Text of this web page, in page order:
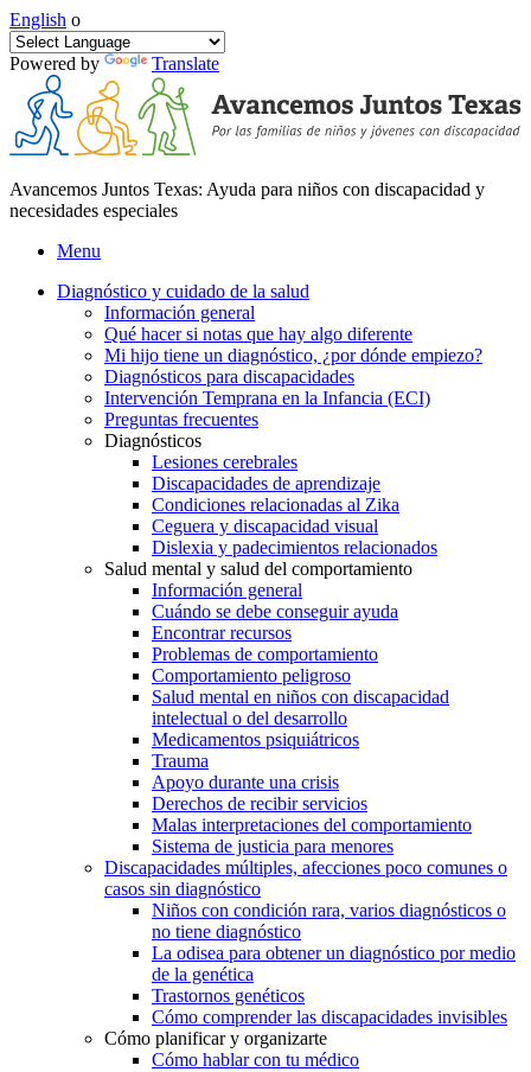
English o
Powered by Translate
Avancemos Juntos Texas: Ayuda para niños con discapacidad y
necesidades especiales
Menu
Diagnóstico y cuidado de la salud
Información general
Qué hacer si notas que hay algo diferente
Mi hijo tiene un diagnóstico, ¿por dónde empiezo?
Diagnósticos para discapacidades
Intervención Temprana en la Infancia (ECI)
Preguntas frecuentes
Diagnósticos
Lesiones cerebrales
Discapacidades de aprendizaje
Condiciones relacionadas al Zika
Ceguera y discapacidad visual
Dislexia y padecimientos relacionados
Salud mental y salud del comportamiento
Información general
Cuándo se debe conseguir ayuda
Encontrar recursos
Problemas de comportamiento
Comportamiento peligroso
Salud mental en niños con discapacidad
intelectual o del desarrollo
Medicamentos psiquiátricos
Trauma
Apoyo durante una crisis
Derechos de recibir servicios
Malas interpretaciones del comportamiento
Sistema de justicia para menores
Discapacidades múltiples, afecciones poco comunes o
casos sin diagnóstico
Niños con condición rara, varios diagnósticos o
no tiene diagnóstico
La odisea para obtener un diagnóstico por medio
de la genética
Trastornos genéticos
Cómo comprender las discapacidades invisibles
Cómo planificar y organizarte
Cómo hablar con tu médico